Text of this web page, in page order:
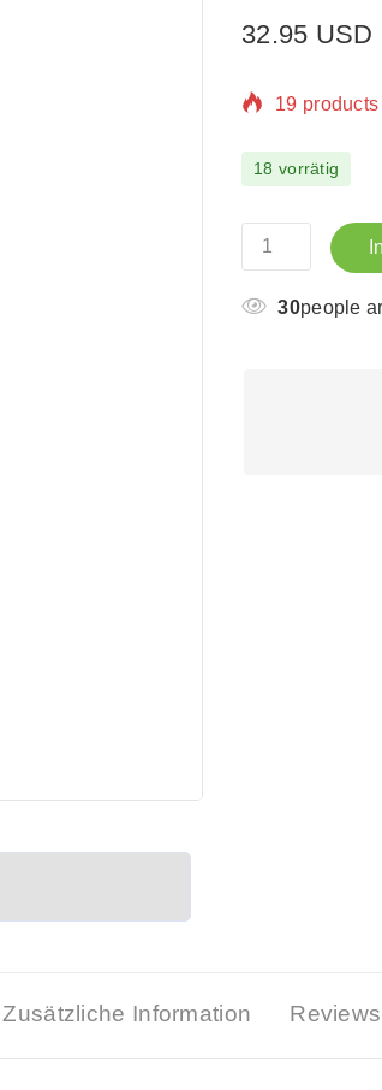
32.95 USD
Selling
18 vorrätig
30people
Zusätzliche Information